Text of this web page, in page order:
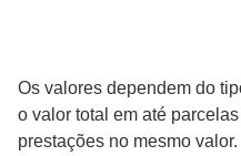
Os valores dependem do
o valor total em até
prestações no mesmo valor.